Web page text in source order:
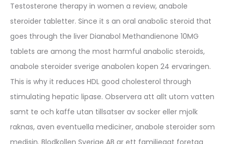
Testosterone therapy in women a review, anabole
steroider tabletter. Since it s an oral anabolic steroid that
goes through the liver Dianabol Methandienone 10MG
tablets are among the most harmful anabolic steroids,
anabole steroider sverige anabolen kopen 24 ervaringen.
This is why it reduces HDL good cholesterol through
stimulating hepatic lipase. Observera att allt utom vatten
samt te och kaffe utan tillsatser av socker eller mjolk
raknas, aven eventuella mediciner, anabole steroider som
medisin. Blodkollen Sverige AB ar ett familjeagt foretag